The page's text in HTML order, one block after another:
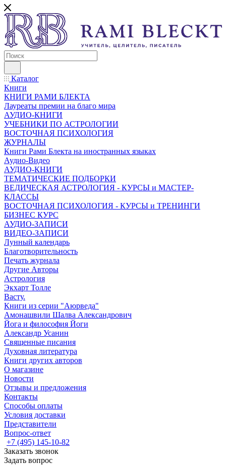
Каталог
Книги
КНИГИ РАМИ БЛЕКТА
Лауреаты премии на благо мира
АУДИО-КНИГИ
УЧЕБНИКИ ПО АСТРОЛОГИИ
ВОСТОЧНАЯ ПСИХОЛОГИЯ
ЖУРНАЛЫ
Книги Рами Блекта на иностранных языках
Аудио-Видео
АУДИО-КНИГИ
ТЕМАТИЧЕСКИЕ ПОДБОРКИ
ВЕДИЧЕСКАЯ АСТРОЛОГИЯ - КУРСЫ и МАСТЕР-
КЛАССЫ
ВОСТОЧНАЯ ПСИХОЛОГИЯ - КУРСЫ и ТРЕНИНГИ
БИЗНЕС КУРС
АУДИО-ЗАПИСИ
ВИДЕО-ЗАПИСИ
Лунный календарь
Благотворительность
Печать журнала
Другие Aвторы
Астрология
Экхарт Толле
Васту.
Книги из серии "Аюрведа"
Амонашвили Шалва Александрович
Йога и философия Йоги
Александр Усанин
Священные писания
Духовная литература
Книги других авторов
О магазине
Новости
Отзывы и предложения
Контакты
Способы оплаты
Условия доставки
Представители
Вопрос-ответ
+7 (495) 145-10-82
Заказать звонок
Задать вопрос